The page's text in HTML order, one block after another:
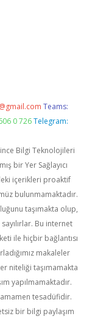
Teams:
0 726 Telegram:
Bilgi Teknolojileri
bir Yer Sağlayıcı
içerikleri proaktif
bulunmamaktadır.
taşımakta olup,
Bu internet
ile hiçbir bağlantısı
makaleler
niteliği taşımamakta
yapılmamaktadır.
tesadüfidir.
bir bilgi paylaşım